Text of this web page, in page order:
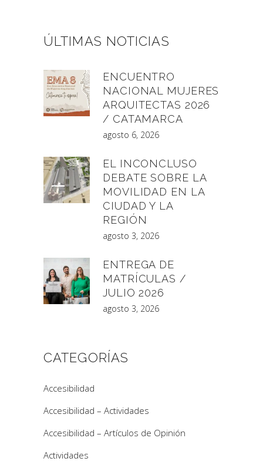
ÚLTIMAS NOTICIAS
ENCUENTRO
NACIONAL MUJERES
ARQUITECTAS 2026
/ CATAMARCA
agosto 6, 2026
EL INCONCLUSO
DEBATE SOBRE LA
MOVILIDAD EN LA
CIUDAD Y LA
REGIÓN
agosto 3, 2026
ENTREGA DE
MATRÍCULAS /
JULIO 2026
agosto 3, 2026
CATEGORÍAS
Accesibilidad
Accesibilidad – Actividades
Accesibilidad – Artículos de Opinión
Actividades